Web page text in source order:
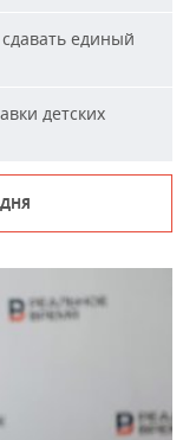
единый
детских